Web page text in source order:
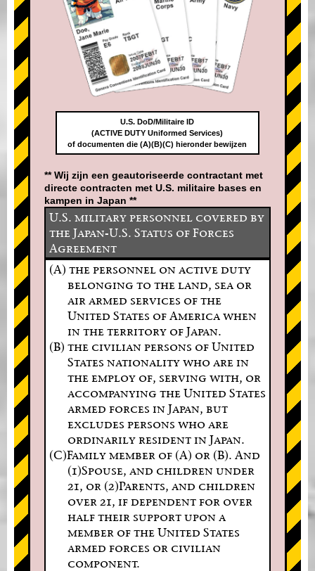
U.S. DoD/Militaire ID
(ACTIVE DUTY Uniformed Services)
of documenten die (A)(B)(C) hieronder bewijzen
** Wij zijn een geautoriseerde contractant met
directe contracten met U.S. militaire bases en
kampen in Japan **
U.S. military personnel covered by
the Japan-U.S. Status of Forces
Agreement
(A) the personnel on active duty
belonging to the land, sea or
air armed services of the
United States of America when
in the territory of Japan.
(B) the civilian persons of United
States nationality who are in
the employ of, serving with, or
accompanying the United States
armed forces in Japan, but
excludes persons who are
ordinarily resident in Japan.
(C)Family member of (A) or (B). And
(1)Spouse, and children under
21, or (2)Parents, and children
over 21, if dependent for over
half their support upon a
member of the United States
armed forces or civilian
component.